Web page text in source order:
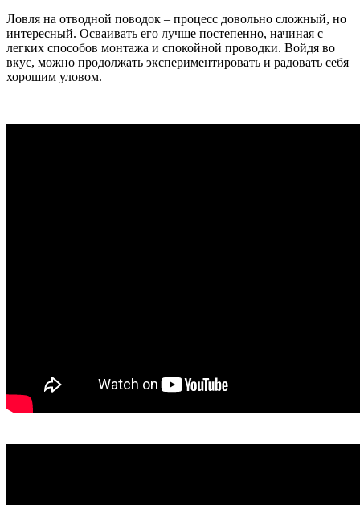
Ловля на отводной поводок – процесс довольно сложный, но
интересный. Осваивать его лучше постепенно, начиная с
легких способов монтажа и спокойной проводки. Войдя во
вкус, можно продолжать экспериментировать и радовать себя
хорошим уловом.